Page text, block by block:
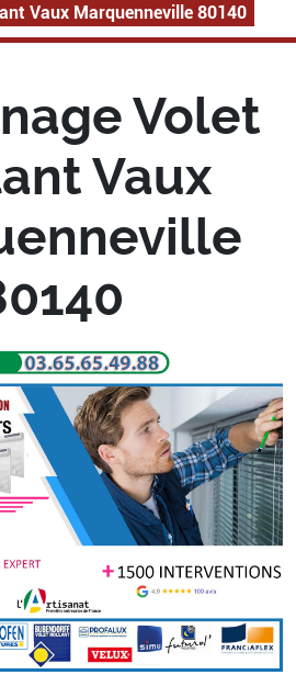
Vaux Marquenneville 80140
Volet
Vaux